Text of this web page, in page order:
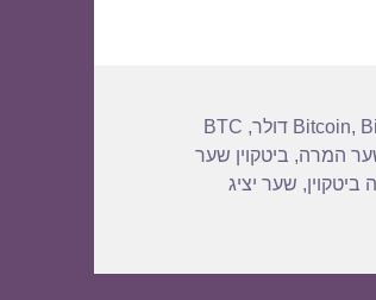
Bitcoin,
,
BTC
המרה, ביטקוין שער
, שער יציג